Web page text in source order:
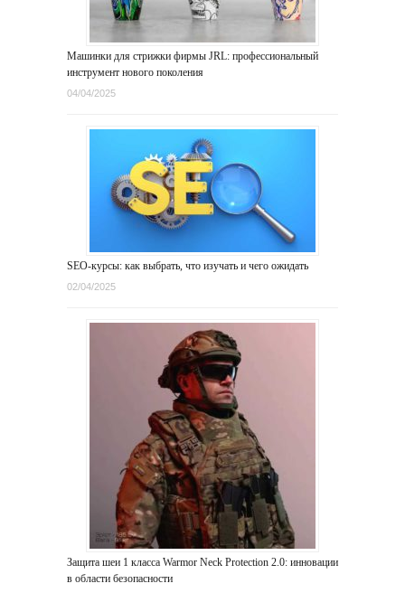
Машинки для стрижки фирмы JRL: профессиональный
инструмент нового поколения
04/04/2025
SEO-курсы: как выбрать, что изучать и чего ожидать
02/04/2025
Защита шеи 1 класса Warmor Neck Protection 2.0: инновации
в области безопасности